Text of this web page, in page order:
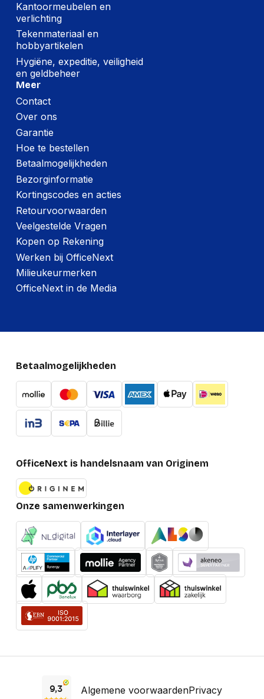
Kantoormeubelen en
verlichting
Tekenmateriaal en
hobbyartikelen
Hygiëne, expeditie, veiligheid
en geldbeheer
Meer
Contact
Over ons
Garantie
Hoe te bestellen
Betaalmogelijkheden
Bezorginformatie
Kortingscodes en acties
Retourvoorwaarden
Veelgestelde Vragen
Kopen op Rekening
Werken bij OfficeNext
Milieukeurmerken
OfficeNext in de Media
Betaalmogelijkheden
OfficeNext is handelsnaam van Originem
Onze samenwerkingen
Algemene voorwaardenPrivacy